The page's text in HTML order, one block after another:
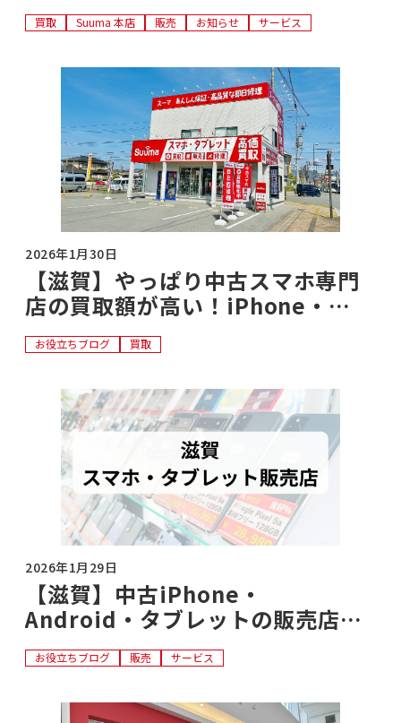
買取 Suuma 本店 販売 お知らせ サービス
2026年1月30日
【滋賀】やっぱり中古スマホ専門
店の買取額が高い！iPhone・
Android・iPadを売る
お役立ちブログ 買取
2026年1月29日
【滋賀】中古iPhone・
Android・タブレットの販売店７
選お役立ちブログ 販売 サービス